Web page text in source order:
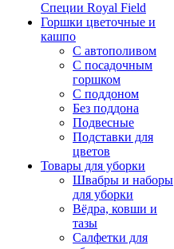
Специи Royal Field
Горшки цветочные и
кашпо
С автополивом
С посадочным
горшком
С поддоном
Без поддона
Подвесные
Подставки для
цветов
Товары для уборки
Швабры и наборы
для уборки
Вёдра, ковши и
тазы
Салфетки для